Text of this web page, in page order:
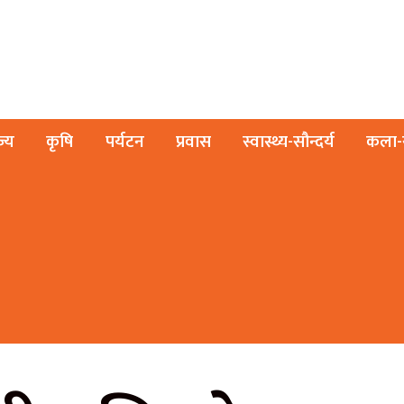
कृषि पर्यटन प्रवास स्वास्थ्य-सौन्दर्य कला-